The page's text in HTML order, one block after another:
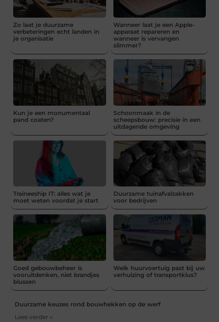
Zo laat je duurzame
verbeteringen echt landen in
je organisatie
Wanneer laat je een Apple-
apparaat repareren en
wanneer is vervangen
slimmer?
Kun je een monumentaal
pand coaten?
Schoonmaak in de
scheepsbouw: precisie in een
uitdagende omgeving
Traineeship IT: alles wat je
moet weten voordat je start
Duurzame tuinafvalzakken
voor bedrijven
Goed gebouwbeheer is
vooruitdenken, niet brandjes
blussen
Welk huurvoertuig past bij uw
verhuizing of transportklus?
Duurzame keuzes rond bouwhekken op de werf
Lees verder »